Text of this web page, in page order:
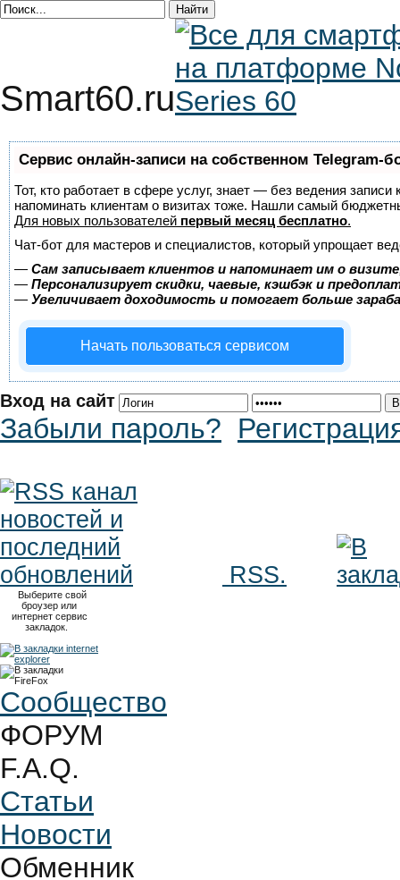
Smart60.ru
Сервис онлайн-записи на собственном Telegram-
Тот, кто работает в сфере услуг, знает — без ведения
напоминать клиентам о визитах тоже. Нашли самый
Для новых пользователей первый месяц бесплатно.
Чат-бот для мастеров и специалистов, который упрощает
— Сам записывает клиентов и напоминает им о
— Персонализирует скидки, чаевые, кэшбэк и
— Увеличивает доходимость и помогает больше
Начать пользоваться сервисом
Вход на сайт
Забыли пароль?
RSS.
Выберите свой
броузер или
интернет сервис
закладок.
Сообщество
ФОРУМ
F.A.Q.
Статьи
Новости
Обменник